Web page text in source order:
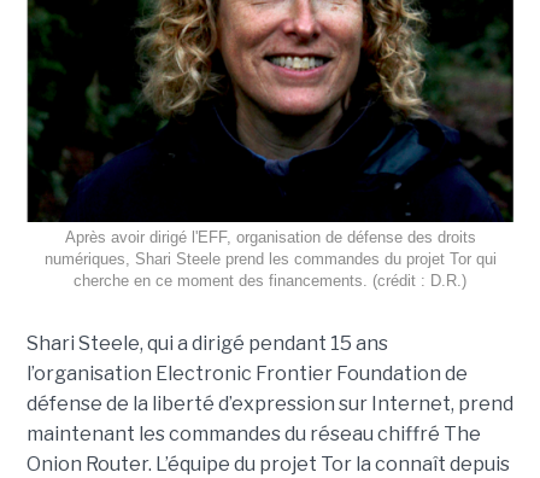
Après avoir dirigé l'EFF, organisation de défense des droits
numériques, Shari Steele prend les commandes du projet Tor qui
cherche en ce moment des financements. (crédit : D.R.)
Shari Steele, qui a dirigé pendant 15 ans
l’organisation Electronic Frontier Foundation de
défense de la liberté d’expression sur Internet, prend
maintenant les commandes du réseau chiffré The
Onion Router. L’équipe du projet Tor la connaît depuis